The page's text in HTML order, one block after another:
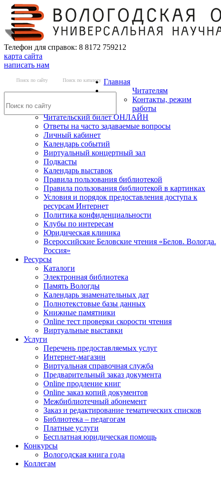
Телефон для справок: 8 8172 759212
карта сайта
написать нам
Поиск по сайту Поиск по каталогу Главная
Читателям
Контакты, режим
работы
Читательский билет ОНЛАЙН
Ответы на часто задаваемые вопросы
Личный кабинет
Календарь событий
Виртуальный концертный зал
Подкасты
Календарь выставок
Правила пользования библиотекой
Правила пользования библиотекой в картинках
Условия и порядок предоставления доступа к
ресурсам Интернет
Политика конфиденциальности
Клубы по интересам
Юридическая клиника
Всероссийские Беловские чтения «Белов. Вологда.
Россия»
Ресурсы
Каталоги
Электронная библиотека
Память Вологды
Календарь знаменательных дат
Полнотекстовые базы данных
Книжные памятники
Online тест проверки скорости чтения
Виртуальные выставки
Услуги
Перечень предоставляемых услуг
Интернет-магазин
Виртуальная справочная служба
Предварительный заказ документа
Online продление книг
Online заказ копий документов
Межбиблиотечный абонемент
Заказ и редактирование тематических списков
Библиотека – педагогам
Платные услуги
Бесплатная юридическая помощь
Конкурсы
Вологодская книга года
Коллегам